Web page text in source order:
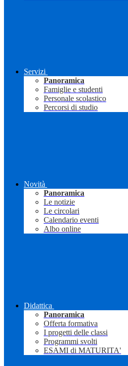
Servizi
Panoramica
Famiglie e studenti
Personale scolastico
Percorsi di studio
Novità
Panoramica
Le notizie
Le circolari
Calendario eventi
Albo online
Didattica
Panoramica
Offerta formativa
I progetti delle classi
Programmi svolti
ESAMI di MATURITA'